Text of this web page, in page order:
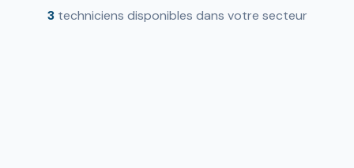
3techniciens disponibles dans votre secteur